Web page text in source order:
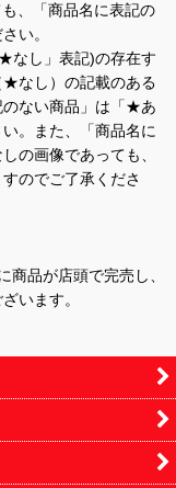
、「商品名に表記の
い。
なし」表記)の存在す
★なし）の記載のある
ない商品」は「★あ
。また、「商品名に
の画像であっても、
のでご了承くださ
商品が店頭で完売し、
います。